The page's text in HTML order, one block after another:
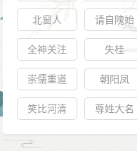
北窗人 请自隗始
全神关注 失桂
崇儒重道 朝阳凤
笑比河清 尊姓大名